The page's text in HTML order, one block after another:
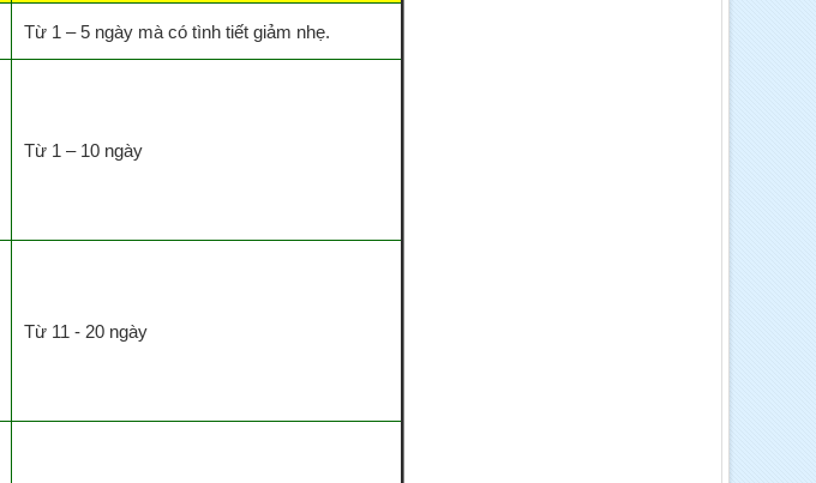
Từ 1 – 5 ngày mà có tình tiết giảm nhẹ.
Từ 1 – 10 ngày
Từ 11 - 20 ngày